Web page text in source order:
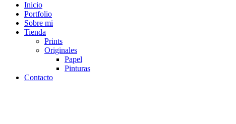
Inicio
Portfolio
Sobre mi
Tienda
Prints
Originales
Papel
Pinturas
Contacto